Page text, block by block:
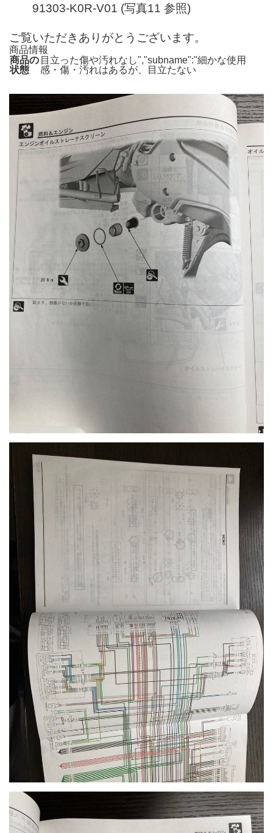
91303-K0R-V01 (写真11 参照)
ご覧いただきありがとうございます。
商品情報
商品の
状態
目立った傷や汚れなし","subname":"細かな使用
感・傷・汚れはあるが、目立たない